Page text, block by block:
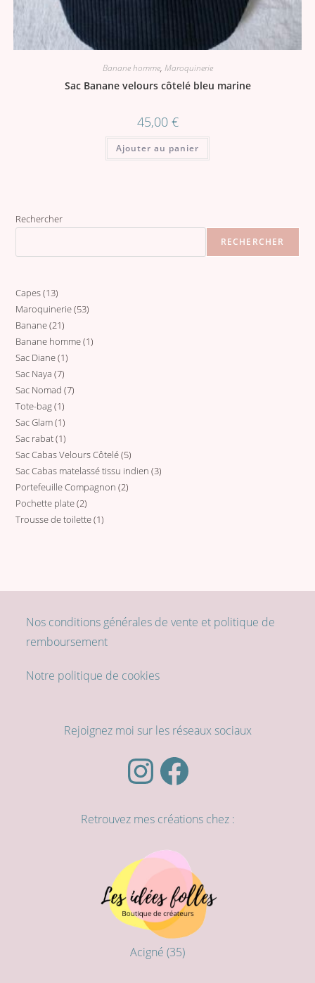
Banane homme, Maroquinerie
Sac Banane velours côtelé bleu marine
45,00 €
Ajouter au panier
Rechercher
RECHERCHER
Capes 1313
produits
Maroquinerie 5353
Banane 2121
produits
Banane homme 11
Sac Diane 11
Sac Naya 77
produits
Sac Nomad 77
Tote-bag 11
produit
Sac Glam 11
produit
Sac rabat 11
produit
Sac Cabas Velours Côtelé 55
produits
Sac Cabas matelassé tissu indien 33
Portefeuille Compagnon 22
Pochette plate 22
produits
Trousse de toilette 11
Nos conditions générales de vente et politique de
remboursement
Notre politique de cookies
Rejoignez moi sur les réseaux sociaux
InstagramFacebook
Retrouvez mes créations chez :
Acigné (35)